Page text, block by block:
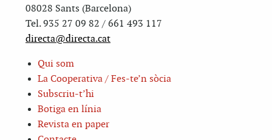
08028 Sants (Barcelona)
Tel. 935 27 09 82 / 661 493 117
directa@directa.cat
Qui som
La Cooperativa / Fes-te’n sòcia
Subscriu-t’hi
Botiga en línia
Revista en paper